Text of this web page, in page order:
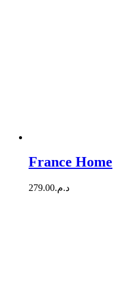
France Home
د.م.279.00